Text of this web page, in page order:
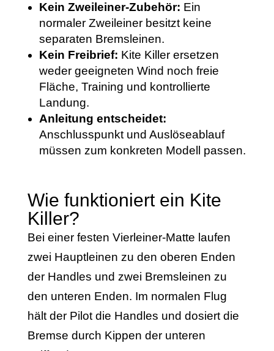
Kein Zweileiner-Zubehör: Ein
normaler Zweileiner besitzt keine
separaten Bremsleinen.
Kein Freibrief: Kite Killer ersetzen
weder geeigneten Wind noch freie
Fläche, Training und kontrollierte
Landung.
Anleitung entscheidet:
Anschlusspunkt und Auslöseablauf
müssen zum konkreten Modell passen.
Wie funktioniert ein Kite
Killer?
Bei einer festen Vierleiner-Matte laufen
zwei Hauptleinen zu den oberen Enden
der Handles und zwei Bremsleinen zu
den unteren Enden. Im normalen Flug
hält der Pilot die Handles und dosiert die
Bremse durch Kippen der unteren